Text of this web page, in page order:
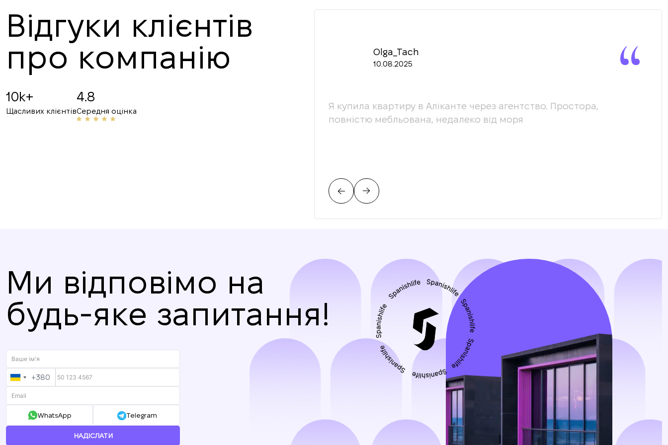
Відгуки клієнтів
про компанію
10k+
Щасливих клієнтів
4.8
Середня оцінка
Angelina B
19.07.2025
Рекомендую! Привітний персонал та професіонали своєї сфери,
неодноразово допомагали мені з орендою. З радістю ділюся їх
Olga_Tach
10.08.2025
Я купила квартиру в Аліканте через агентство. Простора,
повністю мебльована, недалеко від моря
Ми відповімо на
будь-яке запитання!
UKRAINE
+380
+380
WhatsApp Telegram
НАДІСЛАТИ